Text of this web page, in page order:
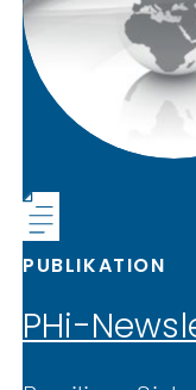
PUBLIKATION
PHi-